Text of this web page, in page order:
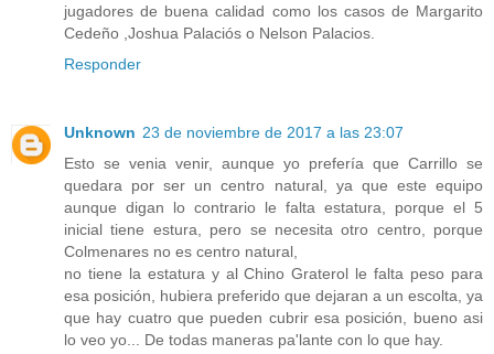
jugadores de buena calidad como los casos de Margarito
Cedeño ,Joshua Palaciós o Nelson Palacios.
Responder
Unknown 23 de noviembre de 2017 a las 23:07
Esto se venia venir, aunque yo prefería que Carrillo se
quedara por ser un centro natural, ya que este equipo
aunque digan lo contrario le falta estatura, porque el 5
inicial tiene estura, pero se necesita otro centro, porque
Colmenares no es centro natural,
no tiene la estatura y al Chino Graterol le falta peso para
esa posición, hubiera preferido que dejaran a un escolta, ya
que hay cuatro que pueden cubrir esa posición, bueno asi
lo veo yo... De todas maneras pa'lante con lo que hay.